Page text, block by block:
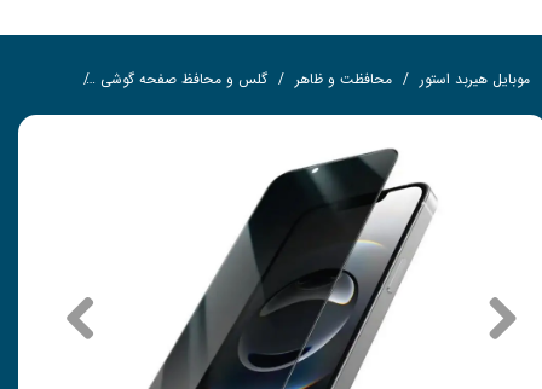
موبایل هیربد استور محافظت و ظاهر گلس و محافظ صفحه گوشی